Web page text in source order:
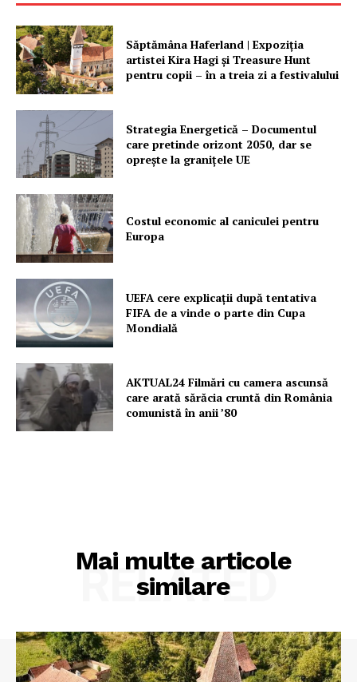
Săptămâna Haferland | Expoziţia
artistei Kira Hagi şi Treasure Hunt
pentru copii – în a treia zi a festivalului
Strategia Energetică – Documentul
care pretinde orizont 2050, dar se
oprește la granițele UE
Costul economic al caniculei pentru
Europa
UEFA cere explicații după tentativa
FIFA de a vinde o parte din Cupa
Mondială
AKTUAL24 Filmări cu camera ascunsă
care arată sărăcia cruntă din România
comunistă în anii ’80
Mai multe articole
similare
RELATED